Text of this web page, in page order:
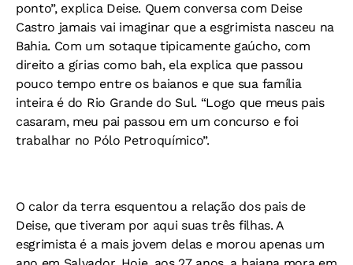
ponto”, explica Deise. Quem conversa com Deise
Castro jamais vai imaginar que a esgrimista nasceu na
Bahia. Com um sotaque tipicamente gaúcho, com
direito a gírias como bah, ela explica que passou
pouco tempo entre os baianos e que sua família
inteira é do Rio Grande do Sul. “Logo que meus pais
casaram, meu pai passou em um concurso e foi
trabalhar no Pólo Petroquímico”.
O calor da terra esquentou a relação dos pais de
Deise, que tiveram por aqui suas três filhas. A
esgrimista é a mais jovem delas e morou apenas um